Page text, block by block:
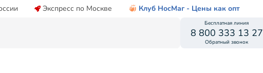
Экспресс по Москве Клуб НосМаг - Цены как опт
Бесплатная линия
8 800 333 13 27
Обратный звонок